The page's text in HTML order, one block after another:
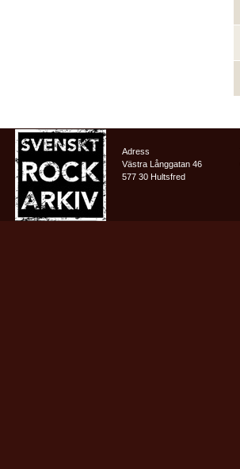
Adress
Västra Långgatan 46
577 30 Hultsfred